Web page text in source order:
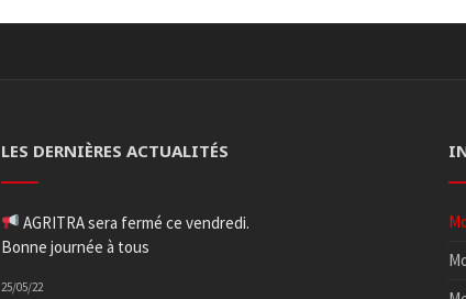
LES DERNIÈRES ACTUALITÉS
AGRITRA sera fermé ce vendredi.
Bonne journée à tous
25/05/22